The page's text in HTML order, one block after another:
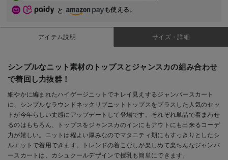
と
も使える。
アイテム説明 サイズ・詳細
シンプルなニット素材のトップスとジャンスカの組み合わせ
で着回し力抜群！
細やかに編まれたハイゲージニットでキレイ見えするジャンパースカート
に、シンプルなラウンドネックリブニットトップスをプラスした人気のセッ
トが今年らしい丈感にアップデートして登場です。それぞれ単品で着まわせ
るのはもちろん、トップスをジャンスカのインにもアウトにも出来るコーデ
力が嬉しい。ニットは程よい厚みなのでマタニティ期にもすっきりとしたシ
ルエットで着用できます。トレンドの着こなしが楽しめて楽ちんなジャンパ
ースカートは、カシュクールデザインで授乳も簡単にできます。